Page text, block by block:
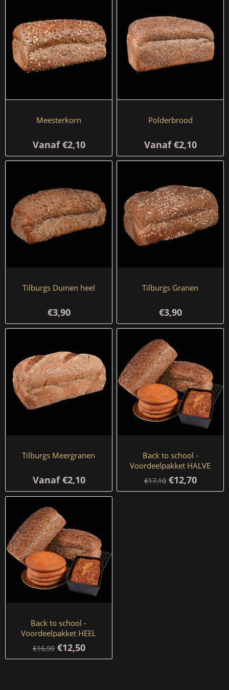
Meesterkorn
Vanaf €2,10
Polderbrood
Vanaf €2,10
Tilburgs Duinen heel
€3,90
Tilburgs Granen
€3,90
Tilburgs Meergranen
Vanaf €2,10
Back to school -
Voordeelpakket HALVE
BRODEN
€17,10 €12,70
Back to school -
Voordeelpakket HEEL
BROOD
€16,90 €12,50